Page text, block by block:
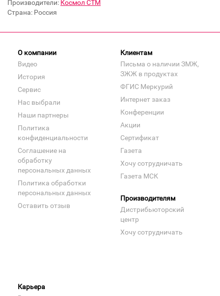
Производители: Космол СТМ
Страна: Россия
О компании
Видео
История
Сервис
Нас выбрали
Наши партнеры
Политика
конфиденциальности
Соглашение на
обработку
персональных данных
Политика обработки
персональных данных
Оставить отзыв
Клиентам
Письма о наличии ЗМЖ,
ЗЖЖ в продуктах
ФГИС Меркурий
Интернет заказ
Конференции
Акции
Сертификат
Газета
Хочу сотрудничать
Газета МСК
Производителям
Дистрибьюторский
центр
Хочу сотрудничать
Карьера